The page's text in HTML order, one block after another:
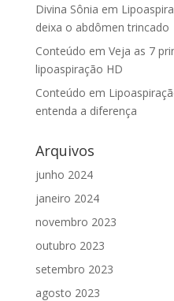
Divina Sônia em
deixa o abdômen trincado
Conteúdo em Veja as 7
lipoaspiração HD
Conteúdo em
entenda a diferença
Arquivos
junho 2024
janeiro 2024
novembro 2023
outubro 2023
setembro 2023
agosto 2023